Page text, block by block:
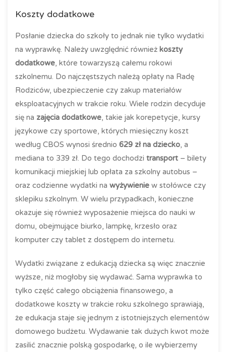
Koszty dodatkowe
Posłanie dziecka do szkoły to jednak nie tylko wydatki
na wyprawkę. Należy uwzględnić również koszty
dodatkowe, które towarzyszą całemu rokowi
szkolnemu. Do najczęstszych należą opłaty na Radę
Rodziców, ubezpieczenie czy zakup materiałów
eksploatacyjnych w trakcie roku. Wiele rodzin decyduje
się na zajęcia dodatkowe, takie jak korepetycje, kursy
językowe czy sportowe, których miesięczny koszt
według CBOS wynosi średnio 629 zł na dziecko, a
mediana to 339 zł. Do tego dochodzi transport – bilety
komunikacji miejskiej lub opłata za szkolny autobus –
oraz codzienne wydatki na wyżywienie w stołówce czy
sklepiku szkolnym. W wielu przypadkach, konieczne
okazuje się również wyposażenie miejsca do nauki w
domu, obejmujące biurko, lampkę, krzesło oraz
komputer czy tablet z dostępem do internetu.
Wydatki związane z edukacją dziecka są więc znacznie
wyższe, niż mogłoby się wydawać. Sama wyprawka to
tylko część całego obciążenia finansowego, a
dodatkowe koszty w trakcie roku szkolnego sprawiają,
że edukacja staje się jednym z istotniejszych elementów
domowego budżetu. Wydawanie tak dużych kwot może
zasilić znacznie polską gospodarkę, o ile wybierzemy